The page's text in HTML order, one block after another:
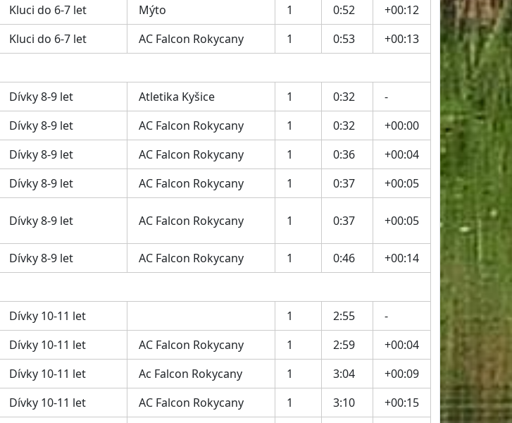
Kluci do 6-7 let Mýto 1 0:52
+00:12
Kluci do 6-7 let AC Falcon Rokycany 1 0:53
+00:13
Dívky 8-9 let Atletika Kyšice 1 0:32
-
Dívky 8-9 let AC Falcon Rokycany 1 0:32
+00:00
Dívky 8-9 let AC Falcon Rokycany 1 0:36
+00:04
Dívky 8-9 let AC Falcon Rokycany 1 0:37 +00:05
Dívky 8-9 let AC Falcon Rokycany 1 0:37 +00:05
Dívky 8-9 let AC Falcon Rokycany 1 0:46
+00:14
Dívky 10-11 let 1 2:55
-
Dívky 10-11 let AC Falcon Rokycany 1 2:59
+00:04
Dívky 10-11 let Ac Falcon Rokycany 1 3:04
+00:09
Dívky 10-11 let AC Falcon Rokycany 1 3:10
+00:15